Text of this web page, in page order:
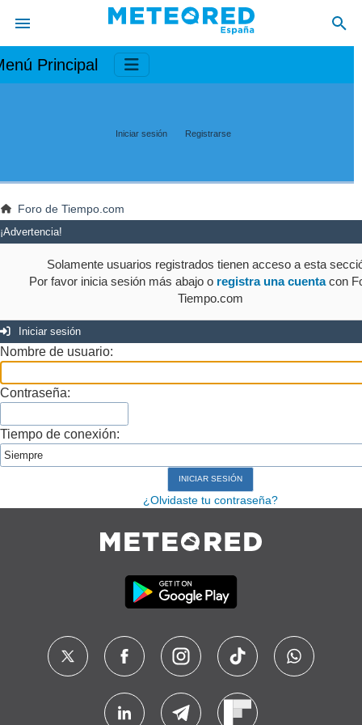
Principal
Iniciar sesión Registrarse
Foro de Tiempo.com
¡Advertencia!
Solamente usuarios registrados tienen acceso a esta
Por favor inicia sesión más abajo o registra una cuentacon
Tiempo.com
Iniciar sesión
Nombre de usuario:
Contraseña:
Tiempo de conexión:
¿Olvidaste tu contraseña?